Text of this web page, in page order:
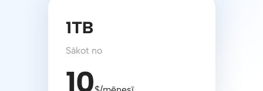
1TB
Sākot no
10